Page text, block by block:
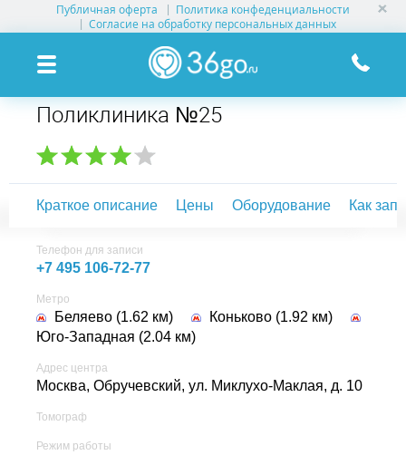
Публичная оферта
Политика конфеденциальности
Согласие на обработку персональных данных
УСЛУГИ КЛИНИК
КЛИНИКИ НА КАРТЕ
ПАМЯТКА ПАЦИЕНТУ
АКЦИИ
О ПРОЕКТЕ
Поликлиника №25
Краткое описание Цены Оборудование Как
Телефон для записи
+7 495 106-72-77
Метро
Беляево (1.62 км)
Коньково (1.92 км)
Юго-Западная (2.04 км)
Адрес центра
Москва, Обручевский, ул. Миклухо-Маклая, д. 10
Томограф
Режим работы